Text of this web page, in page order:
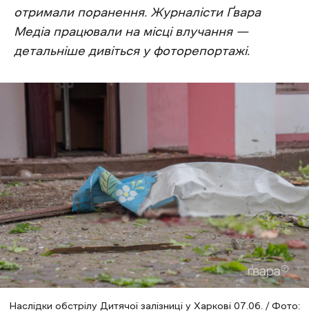
отримали поранення. Журналісти Ґвара
Медіа працювали на місці влучання —
детальніше дивіться у фоторепортажі.
Наслідки обстрілу Дитячої залізниці у Харкові 07.06. / Фото: